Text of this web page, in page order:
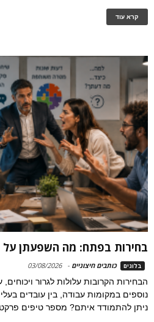
קרא עוד
בחירות בפתח: מה השפעתן על
בלוגים כותבים חיצוניים -
03/08/2026
הבחירות הקרובות עלולות לגרור
נוספים במקומות עבודה, בין עובדים
ניתן להתמודד איתם? מספר טיפים